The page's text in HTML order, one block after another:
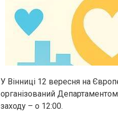
У Вінниці 12 вересня на
організований Департаментом
заходу – о 12:00.